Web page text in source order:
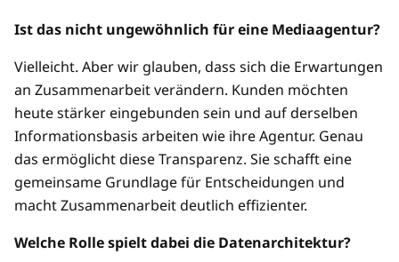
Ist das nicht ungewöhnlich für eine Mediaagentur?
Vielleicht. Aber wir glauben, dass sich die Erwartungen
an Zusammenarbeit verändern. Kunden möchten
heute stärker eingebunden sein und auf derselben
Informationsbasis arbeiten wie ihre Agentur. Genau
das ermöglicht diese Transparenz. Sie schafft eine
gemeinsame Grundlage für Entscheidungen und
macht Zusammenarbeit deutlich effizienter.
Welche Rolle spielt dabei die Datenarchitektur?